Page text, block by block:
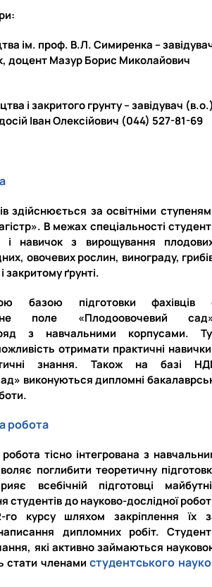
ім. проф. В.Л. Симиренка –
доцент Мазур Борис Миколайович
і закритого грунту – завідувач
Іван Олексійович (044) 527-81-69
здійснюється за освітніми
В межах спеціальності
і навичок з вирощування
овочевих рослин, винограду,
закритому ґрунті.
базою підготовки фахівців
поле «Плодоовочевий
з навчальними корпусами.
отримати практичні навички
знання. Також на базі
виконуються дипломні
робота
тісно інтегрована з
поглибити теоретичну
всебічній підготовці
студентів до науково-дослідної
курсу шляхом закріплення їх
дипломних робіт.
які активно займаються
стати членамистудентського